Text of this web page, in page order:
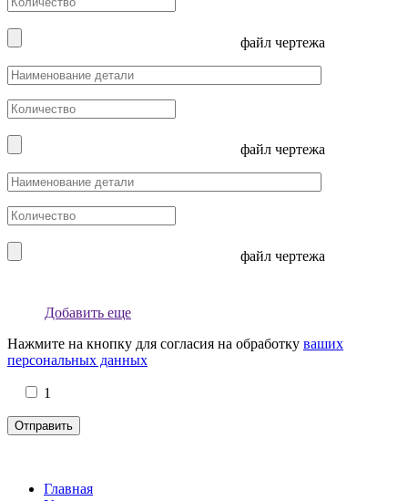
файл чертежа
файл чертежа
файл чертежа
Добавить еще
Нажмите на кнопку для согласия на обработку ваших
персональных данных
1
Главная